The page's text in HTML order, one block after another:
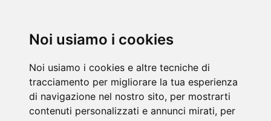
Noi usiamo i cookies
Noi usiamo i cookies e altre tecniche di
tracciamento per migliorare la tua esperienza
di navigazione nel nostro sito, per mostrarti
contenuti personalizzati e annunci mirati, per